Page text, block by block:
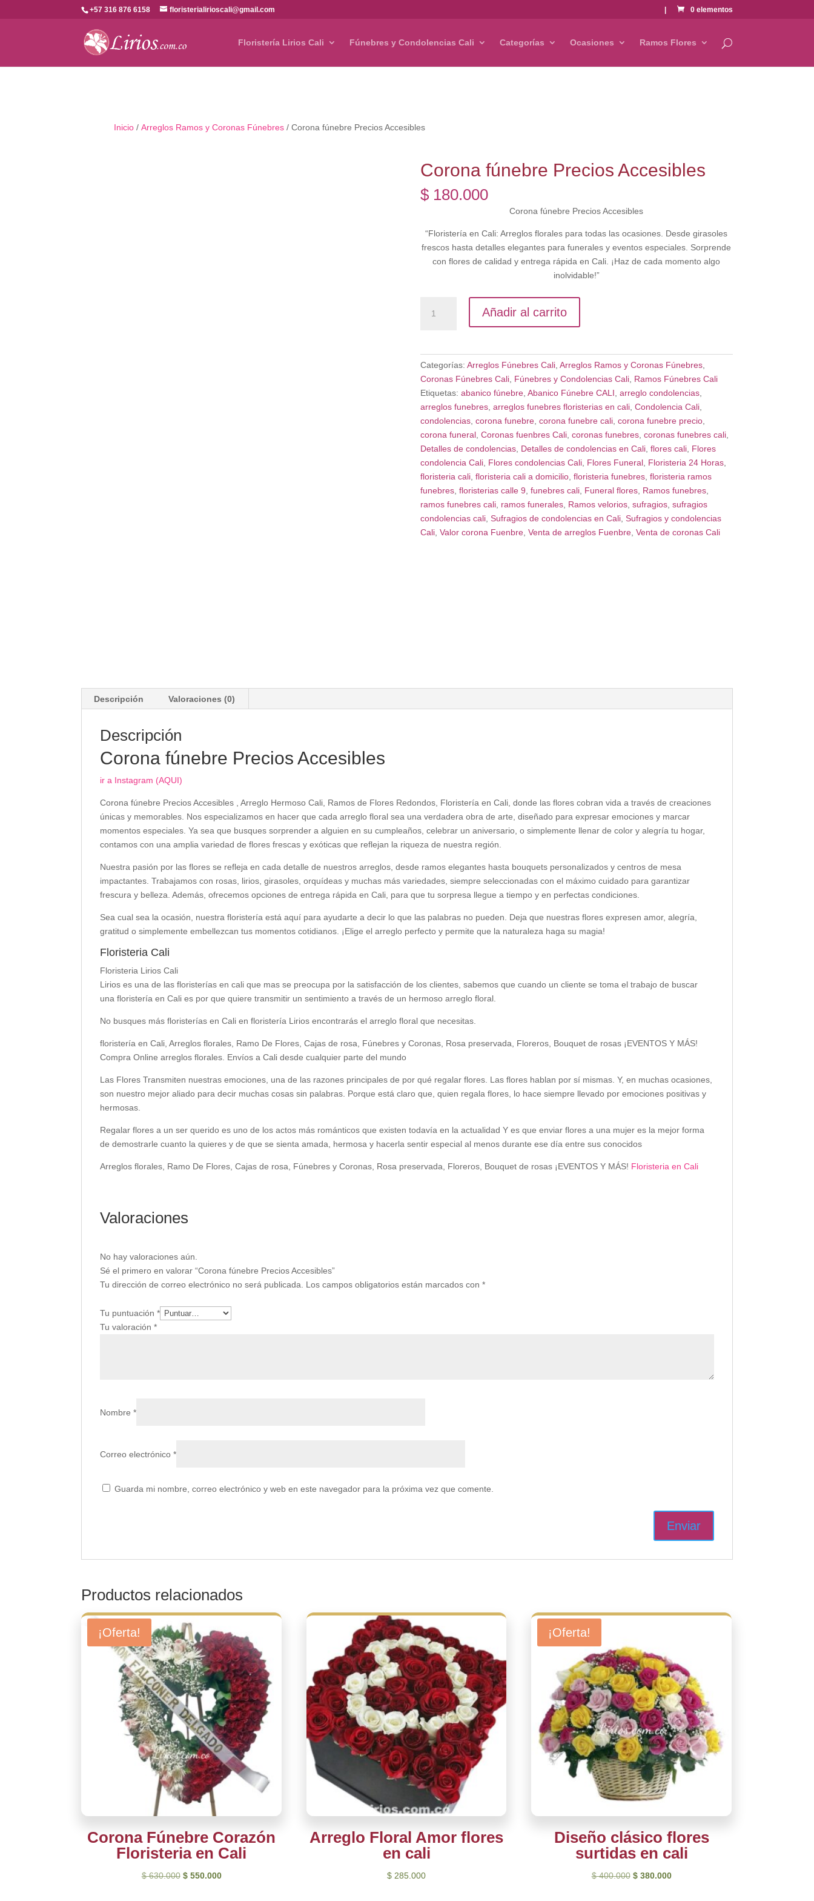
+57 316 876 6158 floristerialirioscali@gmail.com 0 elementos
Floristería Lirios Cali Fúnebres y Condolencias Cali Categorías Ocasiones Ramos Flores
Inicio /Arreglos Ramos y Coronas Fúnebres / Corona fúnebre Precios Accesibles
Corona fúnebre Precios Accesibles
$180.000
Corona fúnebre Precios Accesibles
“Floristería en Cali: Arreglos florales para todas las ocasiones. Desde girasoles
frescos hasta detalles elegantes para funerales y eventos especiales. Sorprende
con flores de calidad y entrega rápida en Cali. ¡Haz de cada momento algo
inolvidable!”
fúnebre
Añadir al carrito
Categorías: Arreglos Fúnebres Cali, Arreglos Ramos y Coronas Fúnebres,
Coronas Fúnebres Cali, Fúnebres y Condolencias Cali, Ramos Fúnebres Cali
Etiquetas: abanico fúnebre, Abanico Fúnebre CALI arreglo condolencias,
arreglos funebres, arreglos funebres floristerias en cali, Condolencia Cali,
condolencias, corona funebre, corona funebre cali, corona funebre precio,
corona funeral, Coronas fuenbres Cali, coronas funebres, coronas funebres cali,
Detalles de condolencias, Detalles de condolencias en Cali, flores cali, Flores
condolencia Cali, Flores condolencias Cali, Flores Funeral, Floristeria 24 Horas,
floristeria cali, floristeria cali a domicilio, floristeria funebres, floristeria ramos
funebres, floristerias calle 9 funebres cali, Funeral flores, Ramos funebres,
ramos funebres cali, ramos funerales, Ramos velorios, sufragios, sufragios
condolencias cali, Sufragios de condolencias en Cali, Sufragios y condolencias
Cali, Valor corona Fuenbre, Venta de arreglos Fuenbre, Venta de coronas Cali
Descripción Valoraciones (0)
Descripción
Corona fúnebre Precios Accesibles
ir a Instagram (AQUI)
Corona fúnebre Precios Accesibles , Arreglo Hermoso Cali, Ramos de Flores Redondos, Floristería en Cali, donde las flores cobran vida a través de creaciones
únicas y memorables. Nos especializamos en hacer que cada arreglo floral sea una verdadera obra de arte, diseñado para expresar emociones y marcar
momentos especiales. Ya sea que busques sorprender a alguien en su cumpleaños, celebrar un aniversario, o simplemente llenar de color y alegría tu hogar,
contamos con una amplia variedad de flores frescas y exóticas que reflejan la riqueza de nuestra región.
Nuestra pasión por las flores se refleja en cada detalle de nuestros arreglos, desde ramos elegantes hasta bouquets personalizados y centros de mesa
impactantes. Trabajamos con rosas, lirios, girasoles, orquídeas y muchas más variedades, siempre seleccionadas con el máximo cuidado para garantizar
frescura y belleza. Además, ofrecemos opciones de entrega rápida en Cali, para que tu sorpresa llegue a tiempo y en perfectas condiciones.
Sea cual sea la ocasión, nuestra floristería está aquí para ayudarte a decir lo que las palabras no pueden. Deja que nuestras flores expresen amor, alegría,
gratitud o simplemente embellezcan tus momentos cotidianos. ¡Elige el arreglo perfecto y permite que la naturaleza haga su magia!
Floristeria Cali
Floristeria Lirios Cali
Lirios es una de las floristerías en cali que mas se preocupa por la satisfacción de los clientes, sabemos que cuando un cliente se toma el trabajo de buscar
una floristería en Cali es por que quiere transmitir un sentimiento a través de un hermoso arreglo floral.
No busques más floristerías en Cali en floristería Lirios encontrarás el arreglo floral que necesitas.
floristería en Cali, Arreglos florales, Ramo De Flores, Cajas de rosa, Fúnebres y Coronas, Rosa preservada, Floreros, Bouquet de rosas ¡EVENTOS Y MÁS!
Compra Online arreglos florales. Envíos a Cali desde cualquier parte del mundo
Las Flores Transmiten nuestras emociones, una de las razones principales de por qué regalar flores. Las flores hablan por sí mismas. Y, en muchas ocasiones,
son nuestro mejor aliado para decir muchas cosas sin palabras. Porque está claro que, quien regala flores, lo hace siempre llevado por emociones positivas y
hermosas.
Regalar flores a un ser querido es uno de los actos más románticos que existen todavía en la actualidad Y es que enviar flores a una mujer es la mejor forma
de demostrarle cuanto la quieres y de que se sienta amada, hermosa y hacerla sentir especial al menos durante ese día entre sus conocidos
Arreglos florales, Ramo De Flores, Cajas de rosa, Fúnebres y Coronas, Rosa preservada, Floreros, Bouquet de rosas ¡EVENTOS Y MÁS! Floristeria en Cali
Valoraciones
No hay valoraciones aún.
Sé el primero en valorar “Corona fúnebre Precios Accesibles”
Tu dirección de correo electrónico no será publicada. Los campos obligatorios están marcados con*
Tu puntuación*
Tu valoración*
Nombre*
Correo electrónico*
Guarda mi nombre, correo electrónico y web en este navegador para la próxima vez que comente.
Productos relacionados
¡Oferta!
Corona Fúnebre Corazón
Floristeria en Cali
$630.000 El
$550.000El
Arreglo Floral Amor flores
en cali
$ 285.000
¡Oferta!
Diseño clásico flores
surtidas en cali
$400.000 El
$380.000El